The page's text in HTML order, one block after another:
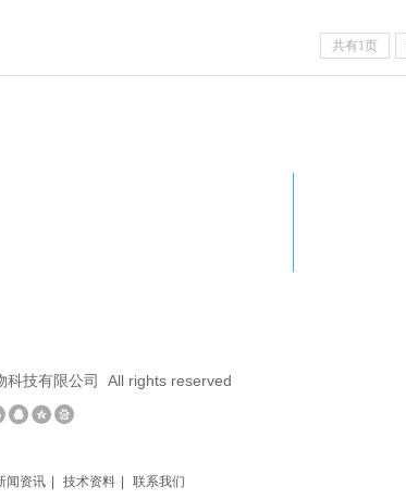
共有1页
技有限公司 All rights reserved
闻资讯 技术资料 联系我们